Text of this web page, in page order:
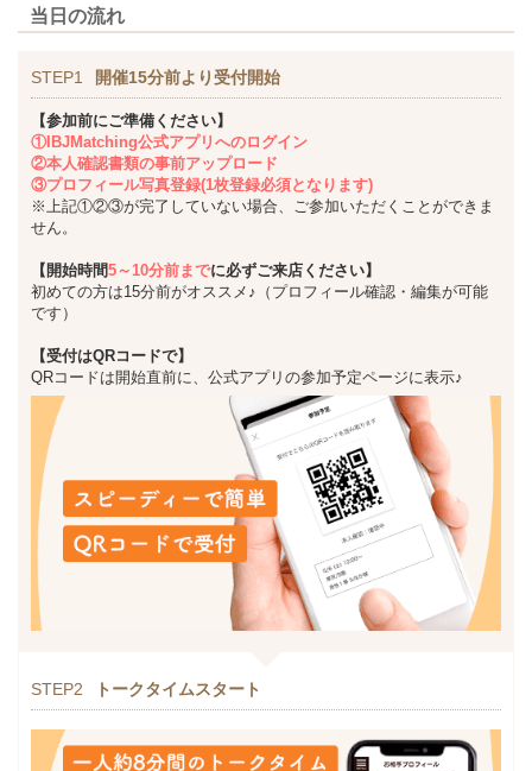
当日の流れ
STEP1 開催15分前より受付開始
【参加前にご準備ください】
①IBJMatching公式アプリへのログイン
②本人確認書類の事前アップロード
③プロフィール写真登録(1枚登録必須となります)
※上記①②③が完了していない場合、ご参加いただくことができま
せん。
【開始時間5～10分前までに必ずご来店ください】
初めての方は15分前がオススメ♪（プロフィール確認・編集が可能
です）
【受付はQRコードで】
QRコードは開始直前に、公式アプリの参加予定ページに表示♪
STEP2 トークタイムスタート